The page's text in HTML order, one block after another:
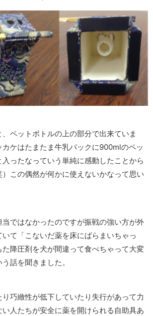
ペットボトルの上の部分で出来ていま
ケはたまたま牛乳パックに900mlのペッ
入ったなっていう単純に感動したことから
この偶然が何かに使えないかなって思い
ではなかったのですが振戦の強い方が外
て「こないだ薬を床にばらまいちゃっ
降圧剤を犬が間違って食べちゃって大変
話を聞きました。
巧緻性が低下していたり失行があって力
人たちが安全に薬を開けられる自助具あ